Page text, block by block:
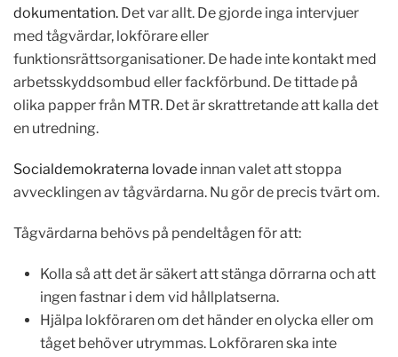
dokumentation. Det var allt. De gjorde inga intervjuer
med tågvärdar, lokförare eller
funktionsrättsorganisationer. De hade inte kontakt med
arbetsskyddsombud eller fackförbund. De tittade på
olika papper från MTR. Det är skrattretande att kalla det
en utredning.
Socialdemokraterna lovade innan valet att stoppa
avvecklingen av tågvärdarna. Nu gör de precis tvärt om.
Tågvärdarna behövs på pendeltågen för att:
Kolla så att det är säkert att stänga dörrarna och att
ingen fastnar i dem vid hållplatserna.
Hjälpa lokföraren om det händer en olycka eller om
tåget behöver utrymmas. Lokföraren ska inte